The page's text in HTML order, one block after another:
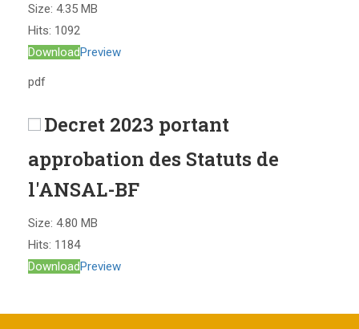
Size: 4.35 MB
Hits: 1092
DownloadPreview
pdf
Decret 2023 portant
approbation des Statuts de
l'ANSAL-BF
Size: 4.80 MB
Hits: 1184
DownloadPreview